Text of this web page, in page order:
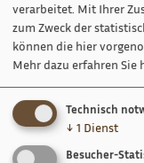
verarbeitet. Mit Ihrer
zum Zweck der
können die hier
Mehr dazu erfahren Sie
Technisch
↓ 1 Dienst
Besucher-